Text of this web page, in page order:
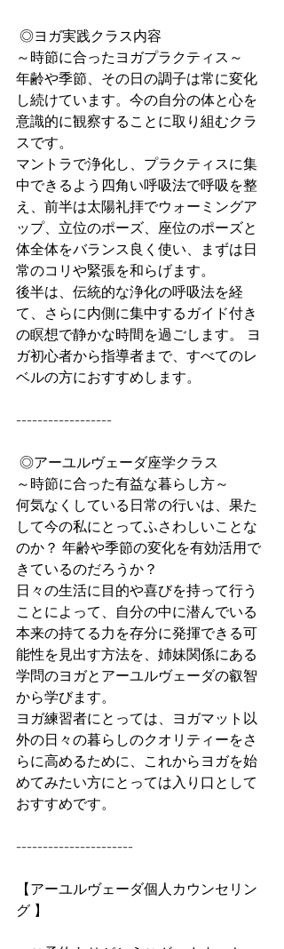
◎ヨガ実践クラス内容
～時節に合ったヨガプラクティス～
年齢や季節、その日の調子は常に変化
し続けています。今の自分の体と心を
意識的に観察することに取り組むクラ
スです。
マントラで浄化し、プラクティスに集
中できるよう四角い呼吸法で呼吸を整
え、前半は太陽礼拝でウォーミングア
ップ、立位のポーズ、座位のポーズと
体全体をバランス良く使い、まずは日
常のコリや緊張を和らげます。
後半は、伝統的な浄化の呼吸法を経
て、さらに内側に集中するガイド付き
の瞑想で静かな時間を過ごします。 ヨ
ガ初心者から指導者まで、すべてのレ
ベルの方におすすめします。
------------------
◎アーユルヴェーダ座学クラス
～時節に合った有益な暮らし方～
何気なくしている日常の行いは、果た
して今の私にとってふさわしいことな
のか？ 年齢や季節の変化を有効活用で
きているのだろうか？
日々の生活に目的や喜びを持って行う
ことによって、自分の中に潜んでいる
本来の持てる力を存分に発揮できる可
能性を見出す方法を、姉妹関係にある
学問のヨガとアーユルヴェーダの叡智
から学びます。
ヨガ練習者にとっては、ヨガマット以
外の日々の暮らしのクオリティーをさ
らに高めるために、これからヨガを始
めてみたい方にとっては入り口として
おすすめです。
----------------------
【アーユルヴェーダ個人カウンセリン
グ 】